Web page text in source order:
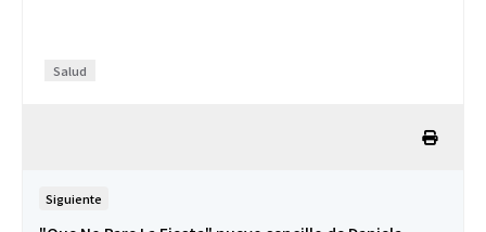
Salud
Siguiente